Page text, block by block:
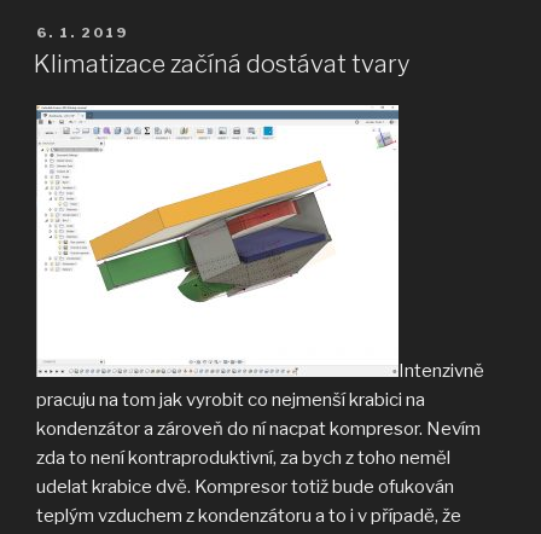
na
fáze?“
PUBLIKOVÁNO
6. 1. 2019
Klimatizace začíná dostávat tvary
Intenzivně
pracuju na tom jak vyrobit co nejmenší krabici na
kondenzátor a zároveň do ní nacpat kompresor. Nevím
zda to není kontraproduktivní, za bych z toho neměl
udelat krabice dvě. Kompresor totiž bude ofukován
teplým vzduchem z kondenzátoru a to i v případě, že